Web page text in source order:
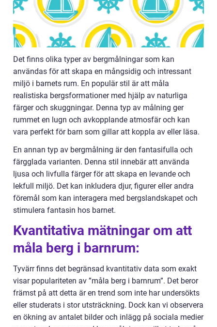
Det finns olika typer av bergmålningar som kan
användas för att skapa en mångsidig och intressant
miljö i barnets rum. En populär stil är att måla
realistiska bergsformationer med hjälp av naturliga
färger och skuggningar. Denna typ av målning ger
rummet en lugn och avkopplande atmosfär och kan
vara perfekt för barn som gillar att koppla av eller läsa.
En annan typ av bergmålning är den fantasifulla och
färgglada varianten. Denna stil innebär att använda
ljusa och livfulla färger för att skapa en levande och
lekfull miljö. Det kan inkludera djur, figurer eller andra
föremål som kan interagera med bergslandskapet och
stimulera fantasin hos barnet.
Kvantitativa mätningar om att
måla berg i barnrum:
Tyvärr finns det begränsad kvantitativ data som exakt
visar populariteten av ”måla berg i barnrum”. Det beror
främst på att detta är en trend som inte har undersökts
eller studerats i stor utsträckning. Dock kan vi observera
en ökning av antalet bilder och inlägg på sociala medier